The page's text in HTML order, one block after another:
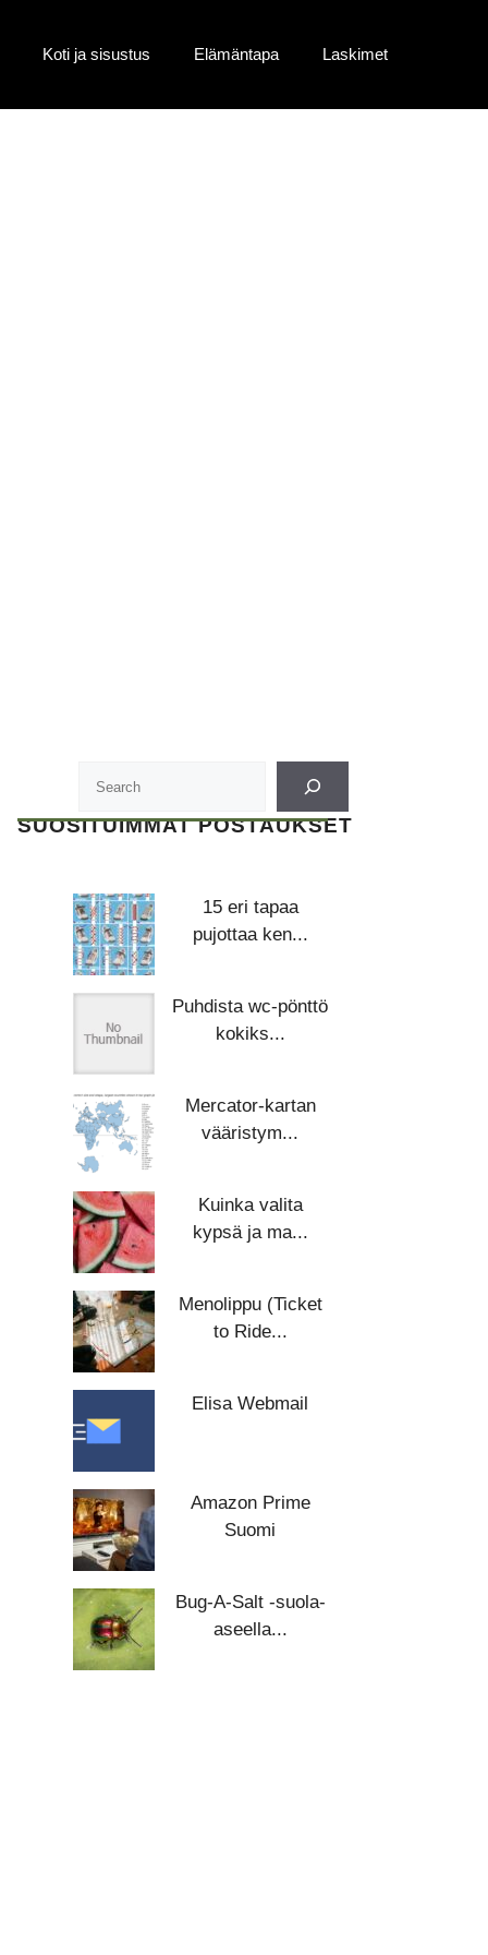
Koti ja sisustus Elämäntapa Laskimet
SUOSITUIMMAT POSTAUKSET
15 eri tapaa
pujottaa ken...
Puhdista wc-pönttö
kokiks...
Mercator-kartan
vääristym...
Kuinka valita
kypsä ja ma...
Menolippu (Ticket
to Ride...
Elisa Webmail
Amazon Prime
Suomi
Bug-A-Salt -suola-
aseella...